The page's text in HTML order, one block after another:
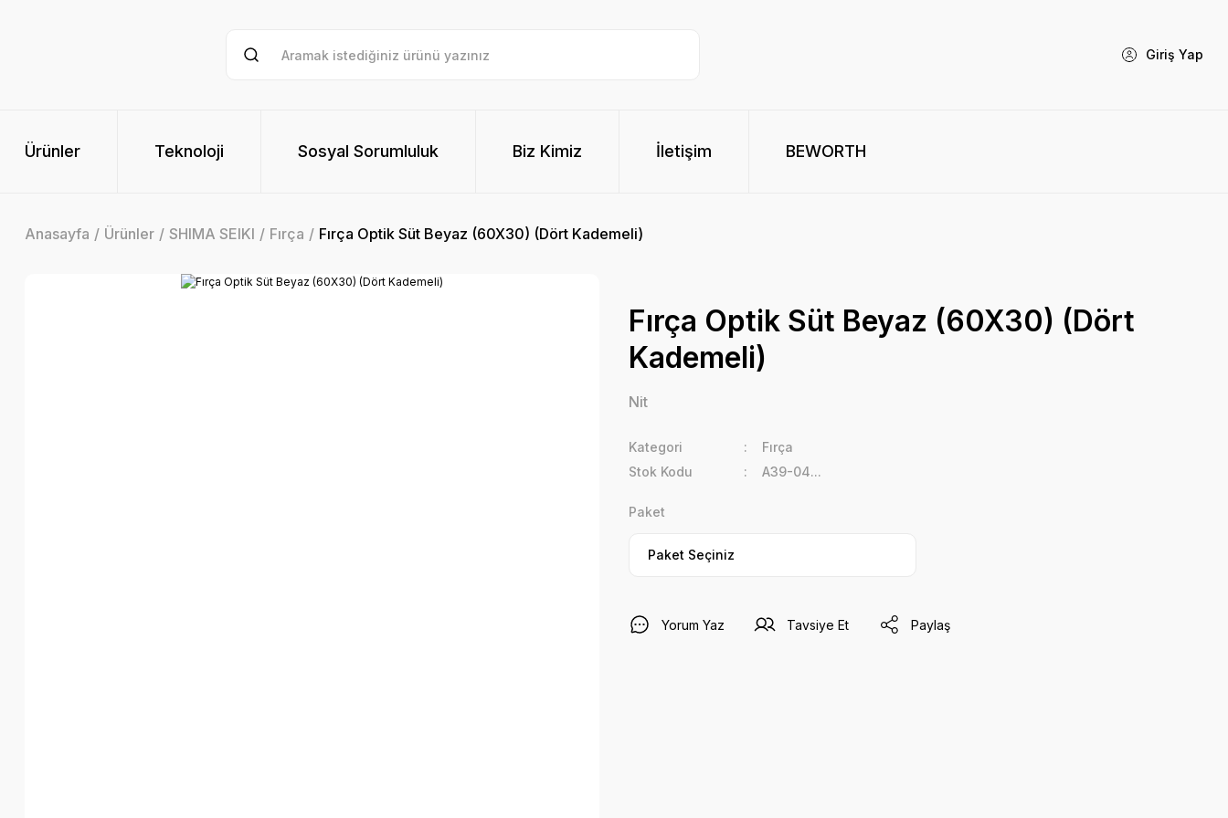
Giriş Yap
Ürünler Teknoloji Sosyal Sorumluluk Biz Kimiz İletişim BEWORTH
Anasayfa Ürünler SHIMA SEIKI Fırça Fırça Optik Süt Beyaz (60X30) (Dört Kademeli)
Fırça Optik Süt Beyaz (60X30) (Dört
Kademeli)
Nit
Kategori
Fırça
Stok Kodu
A39-04...
Paket
Yorum Yaz Tavsiye Et Paylaş